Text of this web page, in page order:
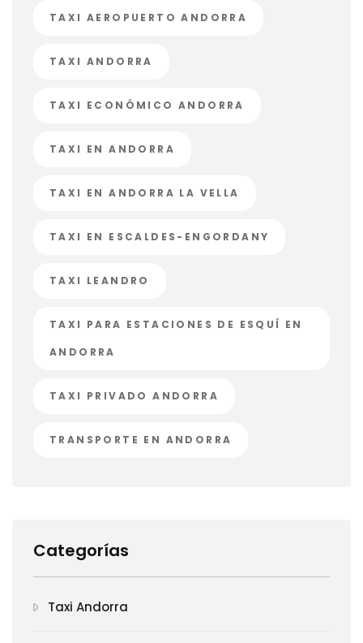
TAXI AEROPUERTO ANDORRA
TAXI ANDORRA
TAXI ECONÓMICO ANDORRA
TAXI EN ANDORRA
TAXI EN ANDORRA LA VELLA
TAXI EN ESCALDES-ENGORDANY
TAXI LEANDRO
TAXI PARA ESTACIONES DE ESQUÍ EN
ANDORRA
TAXI PRIVADO ANDORRA
TRANSPORTE EN ANDORRA
Categorías
Taxi Andorra